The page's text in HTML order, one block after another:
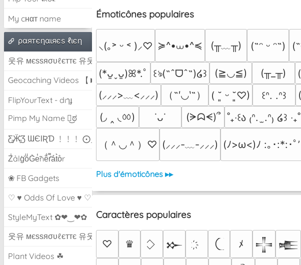
My cнαт name
ραятєηαιяєѕ ℓιєη
웃유 мєѕѕяσυℓєттє 유웃
Geocaching Videos 【►】
FlipYourText - dıๅɟ
Pimp My Name ಠ͜ಠ
Ƹ̵̡Ӝ̵̨̄Ʒ ƜЄƖƦƊ ﹗﹗﹗ ⨀_⨀
Z̾ảlg̀͐oͧG̀e̒̃nȅ̐r͌̑á͑t͛o̊r
❀ FB Gadgets
♡ ♥ Odds Of Love ♥ ♡
StyleMyText ✿❤‿❤✿
웃유 мєѕѕяσυℓєттє 유웃
Plant Videos ☘
Émoticônes populaires
⸜(｡˃ ᵕ ˂ )⸝♡ ≽^•⩊•^≼ (╥﹏╥) (˶ᵔ ᵕ ᵔ˶)
(*ᴗ͈ˬᴗ͈)ꕤ*.ﾟ ꒰ঌ(˶ˆᗜˆ˵)໒꒱ (≧◡≦) (╥_╥)
(⸝⸝⸝>﹏<⸝⸝⸝)
（˶′◡‵˶） ( ˘͈ ᵕ ˘͈♡) ꒰ᐢ. .ᐢ꒱
(◞ ‸ ◟ㆀ)
˙ᴗ˙ (ᗒᗣᗕ)՞ ˚₊‧꒰ა ₍ᐢ.  ̫.ᐢ₎ ໒꒱ ‧₊˚
（＾◡＾）♡ (⸝⸝⸝-﹏-⸝⸝⸝) (ﾉ>ω<)ﾉ :｡･:*:･
Plus d'émoticônes ▸▸
Caractères populaires
♡ ♛ 𒁍 ﾒ 𒋲 𒍫